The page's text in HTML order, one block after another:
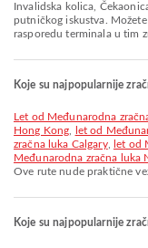
Invalidska kolica,
putničkog iskustva.
rasporedu terminala u tim
Koje su najpopularnije
let od Međunarodna zračna luka Vancouver do Međunarodna zračna luka
Hong Kong
let od
zračna luka Calgary,
let od
Međunarodna zračna luka
Ove rute nude praktične
Koje su najpopularnije